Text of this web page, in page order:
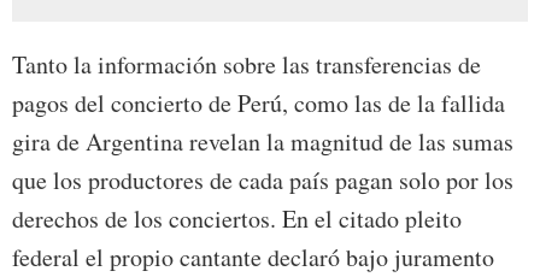
Tanto la información sobre las transferencias de
pagos del concierto de Perú, como las de la fallida
gira de Argentina revelan la magnitud de las sumas
que los productores de cada país pagan solo por los
derechos de los conciertos. En el citado pleito
federal el propio cantante declaró bajo juramento